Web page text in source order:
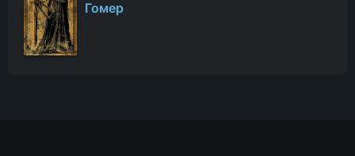
Случайная книга
Гомер